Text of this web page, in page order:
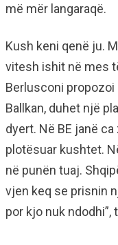
më mër langaraqë.
Kush keni qenë ju.
vitesh ishit në mes
Berlusconi
Ballkan, duhet një
dyert. Në BE janë
plotësuar kushtet.
në punën tuaj.
vjen keq se prisnin
por kjo nuk ndodhi”,